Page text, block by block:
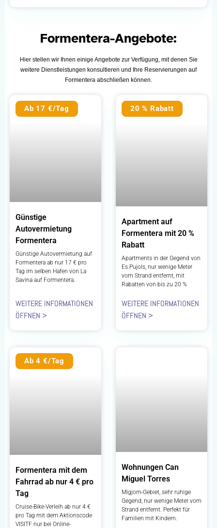
Formentera-Angebote:
Hier stellen wir Ihnen einige Angebote zur Verfügung, mit denen Sie
weitere Dienstleistungen konsultieren und Ihre Reservierungen auf
Formentera abschließen können.
Ab 17 €/Tag
Günstige
Autovermietung
Formentera
Günstige Autovermietung auf
Formentera ab nur 17 € pro
Tag im selben Hafen von La
Savina auf Formentera.
WEITERE INFORMATIONEN
ÖFFNEN >
20 % Rabatt
Apartment auf
Formentera mit 20 %
Rabatt
Apartments in der Gegend von
Es Pujols, nur wenige Meter
vom Strand entfernt, mit
Rabatten von bis zu 20 %
WEITERE INFORMATIONEN
ÖFFNEN >
Ab 4 €/Tag
Formentera mit dem
Fahrrad ab nur 4 € pro
Tag
Cruise-Bike-Verleih ab nur 4 €
pro Tag mit dem Aktionscode
VISITF nur bei Online-
Wohnungen Can
Miguel Torres
Migjorn-Gebiet, sehr ruhige
Gegend, nur wenige Meter vom
Strand entfernt. Perfekt für
Familien mit Kindern.